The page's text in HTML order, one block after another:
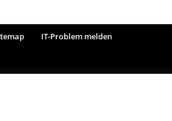
IT-Problem melden